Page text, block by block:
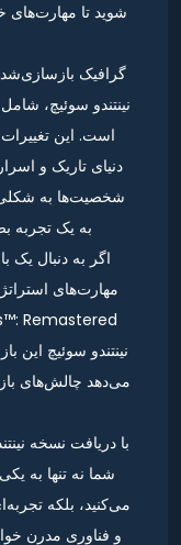
شوید تا مهارت‌های
نینتندو سوئیچ،
است. این
دنیای تاریک و
شخصیت‌ها به شکلی
به یک تجربه
اگر به دنبال
مهارت‌های
نینتندو سوئیچ این
می‌دهد چالش‌های
شما نه تنها به
می‌کنید، بلکه
و فناوری مدرن